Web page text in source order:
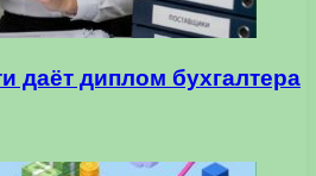
даёт диплом бухгалтера